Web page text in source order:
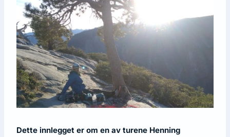
Dette innlegget er om en av turene Henning